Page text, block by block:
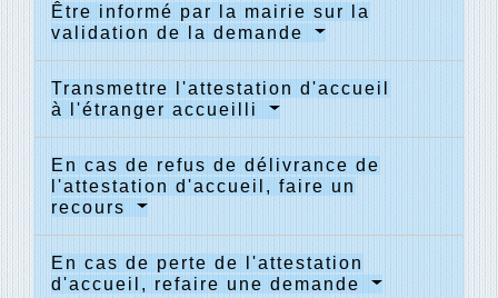
Être informé par la mairie sur la
validation de la demande
Transmettre l'attestation d'accueil
à l'étranger accueilli
En cas de refus de délivrance de
l'attestation d'accueil, faire un
recours
En cas de perte de l'attestation
d'accueil, refaire une demande